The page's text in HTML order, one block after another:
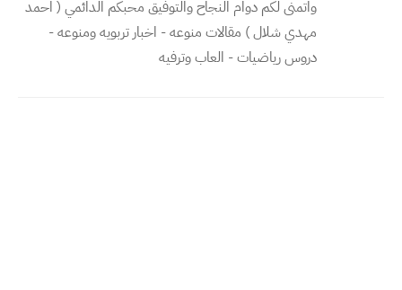
واتمنى لكم دوام النجاح والتوفيق محبكم الدائمي ( احمد
مهدي شلال ) مقالات منوعه - اخبار تربويه ومنوعه -
دروس رياضيات - العاب وترفيه